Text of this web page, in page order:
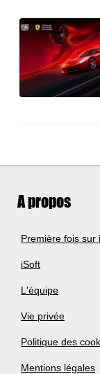
A propos
Première fois sur
iSoft
L'équipe
Vie privée
Politique des
Mentions légales